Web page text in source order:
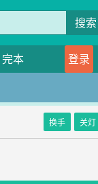
搜索
完本 登录
换手 关灯